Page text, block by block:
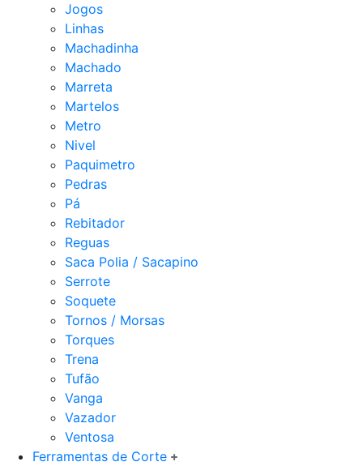
Jogos
Linhas
Machadinha
Machado
Marreta
Martelos
Metro
Nivel
Paquimetro
Pedras
Pá
Rebitador
Reguas
Saca Polia / Sacapino
Serrote
Soquete
Tornos / Morsas
Torques
Trena
Tufão
Vanga
Vazador
Ventosa
Ferramentas de Corte